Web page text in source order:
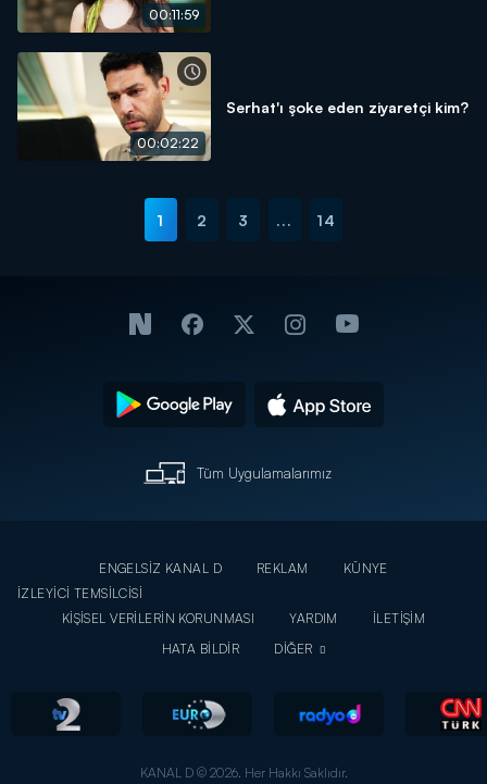
00:11:59
00:02:22
Serhat'ı şoke eden ziyaretçi kim?
1 2 3 ... 14
Tüm Uygulamalarımız
ENGELSİZ KANAL D REKLAM
KÜNYE
İZLEYİCİ TEMSİLCİSİ
KİŞİSEL VERİLERİN KORUNMASI
YARDIM
İLETİŞİM
HATA BİLDİR
DİĞER
KANAL D © 2026. Her Hakkı Saklıdır.